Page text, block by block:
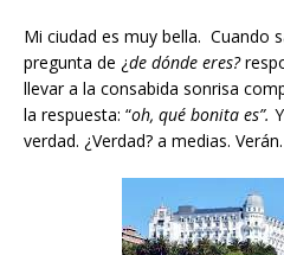
Mi ciudad es muy bella. Cuando
pregunta de ¿de dónde eres?
llevar a la consabida sonrisa
la respuesta: “oh, qué bonita es”.
verdad. ¿Verdad? a medias. Verán.